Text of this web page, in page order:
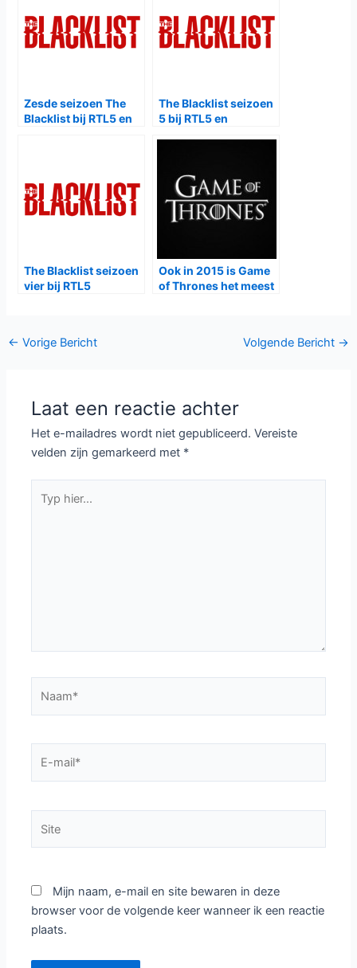
Zesde seizoen The
Blacklist bij RTL5 en
The Blacklist seizoen
5 bij RTL5 en
The Blacklist seizoen
vier bij RTL5
Ook in 2015 is Game
of Thrones het meest
Bericht
← Vorige Bericht Volgende Bericht →
Laat een reactie achter
Het e-mailadres wordt niet gepubliceerd. Vereiste
velden zijn gemarkeerd met *
hier...
mail*
Mijn naam, e-mail en site bewaren in deze
browser voor de volgende keer wanneer ik een reactie
plaats.